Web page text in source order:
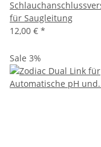
für Saugleitung
12,00 € *
Sale 3%